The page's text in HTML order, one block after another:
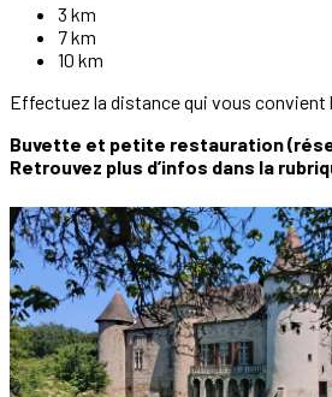
3 km
7 km
10 km
Effectuez la distance qui vous convient
Buvette et petite restauration
Retrouvez plus d’infos dans la